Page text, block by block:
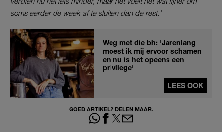
soms eerder de week af te sluiten dan de rest.’
Weg met die bh: 'Jarenlang
moest ik mij ervoor schamen
en nu is het opeens een
privilege'
LEES OOK
GOED ARTIKEL? DELEN MAAR.